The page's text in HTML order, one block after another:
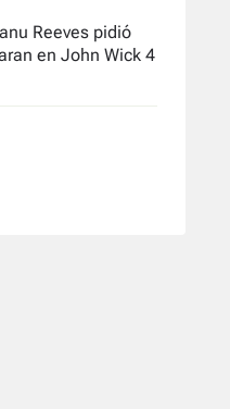
Reeves pidió
en John Wick 4